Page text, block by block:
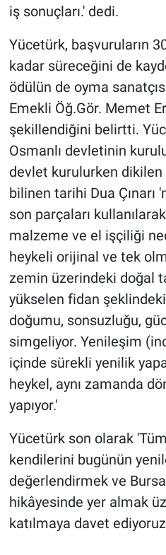
iş sonuçları.' dedi.
Yücetürk, başvuruların
kadar süreceğini de
ödülün de oyma
Emekli Öğ.Gör. Memet
şekillendiğini belirtti.
Osmanlı devletinin
devlet kurulurken
bilinen tarihi Dua Çınarı
son parçaları
malzeme ve el işçiliği
heykeli orijinal ve tek
zemin üzerindeki doğal
yükselen fidan
doğumu, sonsuzluğu,
simgeliyor. Yenileşim
içinde sürekli yenilik
heykel, aynı zamanda
yapıyor.'
Yücetürk son olarak
kendilerini bugünün
değerlendirmek ve
hikâyesinde yer almak
katılmaya davet